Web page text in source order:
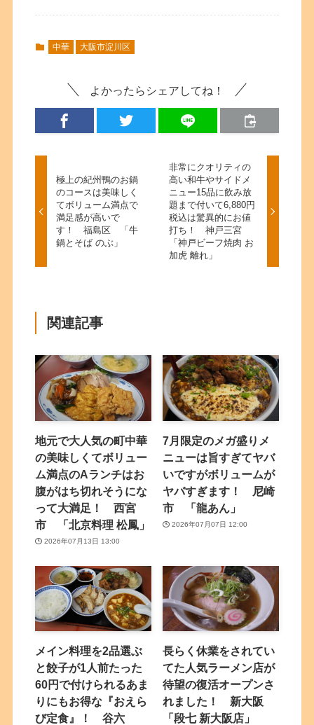
中華 大阪市淀川区
よかったらシェアしてね！
極上の紀州鴨のお鍋
のコースは美味しく
てボリューム満点で
満足感が高いで
す！ 福島区 「牛
鍋とそば のぶ」
非常にクオリティの
高い和牛やサイドメ
ニュー15品に飲み放
題まで付いて6,880円
税込は驚異的にお値
打ち！ 神戸三宮
「神戸ビーフ焼肉 お
加虎 離れ」
関連記事
地元で大人気の町中華
の美味しくてボリュー
ム満点のAランチはお
腹がはち切れそうにな
って大満足！ 西宮
市 「北京料理 松鳳」
2026年07月13日 13:00
7月限定のメガ盛りメ
ニューは旨すぎてヤバ
いですがボリュームが
ヤバすぎます！ 尼崎
市 「龍あん」
2026年07月07日 12:00
メイン料理を2品選ぶ
と餃子が1人前たった
60円で付けられるあま
りにもお得な『おえら
び定食』！ 谷六
長らく休業をされてい
てた人気ラーメン店が
待望の復活オープンさ
れました！ 新大阪
「段七 新大阪店」